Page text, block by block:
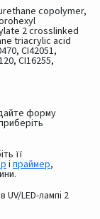
copolymer,
2 crosslinked
triacrylic acid
CI42051,
CI16255,
форму
її
і праймер,
LED-лампі 2